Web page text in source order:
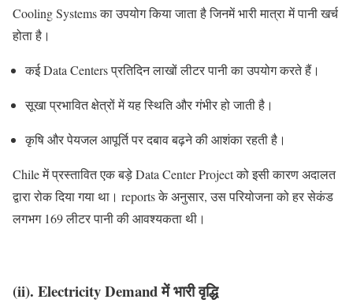
Cooling Systems का उपयोग किया जाता है जिनमें भारी मात्रा में पानी खर्च
होता है।
कई Data Centers प्रतिदिन लाखों लीटर पानी का उपयोग करते हैं।
सूखा प्रभावित क्षेत्रों में यह स्थिति और गंभीर हो जाती है।
कृषि और पेयजल आपूर्ति पर दबाव बढ़ने की आशंका रहती है।
Chile में प्रस्तावित एक बड़े Data Center Project को इसी कारण अदालत
द्वारा रोक दिया गया था। reports के अनुसार, उस परियोजना को हर सेकंड
लगभग 169 लीटर पानी की आवश्यकता थी।
(ii). Electricity Demand में भारी वृद्धि